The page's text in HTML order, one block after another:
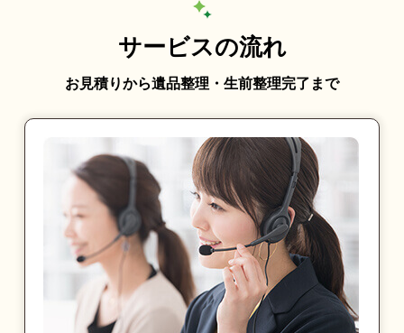
サービスの流れ
お見積りから遺品整理・生前整理完了まで